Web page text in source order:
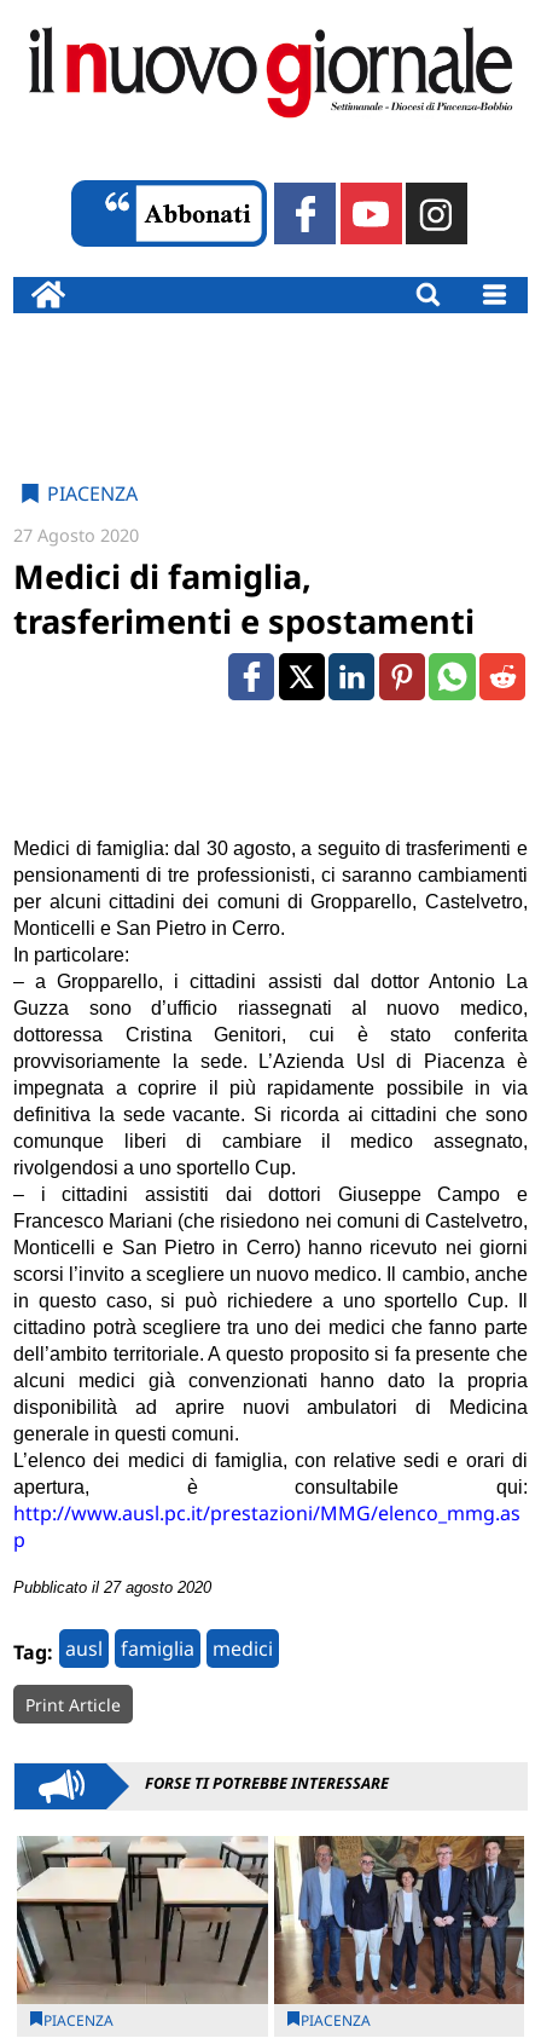
PIACENZA
27 Agosto 2020
Medici di famiglia,
trasferimenti e spostamenti
Medici di famiglia: dal 30 agosto, a seguito di trasferimenti e
pensionamenti di tre professionisti, ci saranno cambiamenti
per alcuni cittadini dei comuni di Gropparello, Castelvetro,
Monticelli e San Pietro in Cerro.
In particolare:
– a Gropparello, i cittadini assisti dal dottor Antonio La
Guzza sono d’ufficio riassegnati al nuovo medico,
dottoressa Cristina Genitori, cui è stato conferita
provvisoriamente la sede. L’Azienda Usl di Piacenza è
impegnata a coprire il più rapidamente possibile in via
definitiva la sede vacante. Si ricorda ai cittadini che sono
comunque liberi di cambiare il medico assegnato,
rivolgendosi a uno sportello Cup.
– i cittadini assistiti dai dottori Giuseppe Campo e
Francesco Mariani (che risiedono nei comuni di Castelvetro,
Monticelli e San Pietro in Cerro) hanno ricevuto nei giorni
scorsi l’invito a scegliere un nuovo medico. Il cambio, anche
in questo caso, si può richiedere a uno sportello Cup. Il
cittadino potrà scegliere tra uno dei medici che fanno parte
dell’ambito territoriale. A questo proposito si fa presente che
alcuni medici già convenzionati hanno dato la propria
disponibilità ad aprire nuovi ambulatori di Medicina
generale in questi comuni.
L’elenco dei medici di famiglia, con relative sedi e orari di
apertura, è consultabile qui:
http://www.ausl.pc.it/prestazioni/MMG/elenco_mmg.as
p
Pubblicato il 27 agosto 2020
Tag: ausl famiglia medici
Print Article
FORSE TI POTREBBE INTERESSARE
PIACENZA PIACENZA